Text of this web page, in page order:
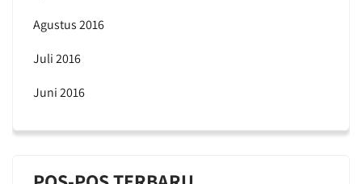
Agustus 2016
Juli 2016
Juni 2016